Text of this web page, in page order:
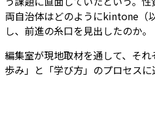
両自治体はどのようにkintone（
し、前進の糸口を見出したのか。
編集室が現地取材を通して、そ
歩み」と「学び方」のプロセスに